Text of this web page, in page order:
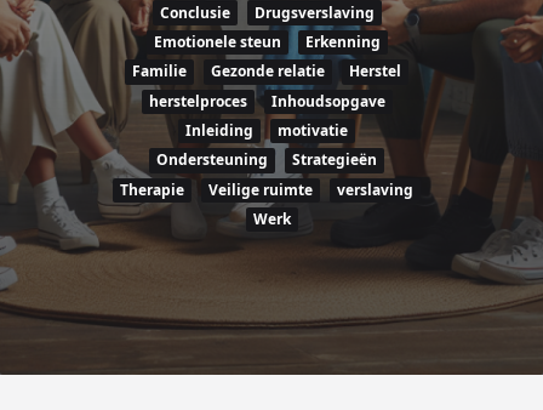
Conclusie
Drugsverslaving
Emotionele steun
Erkenning
Familie
Gezonde relatie
Herstel
herstelproces
Inhoudsopgave
Inleiding
motivatie
Ondersteuning
Strategieën
Therapie
Veilige ruimte
verslaving
Werk